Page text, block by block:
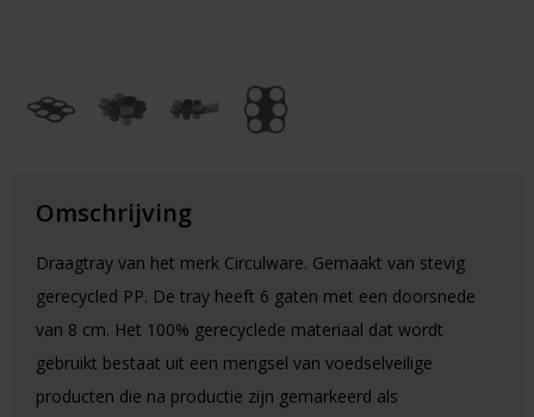
Omschrijving
Draagtray van het merk Circulware. Gemaakt van stevig
gerecycled PP. De tray heeft 6 gaten met een doorsnede
van 8 cm. Het 100% gerecyclede materiaal dat wordt
gebruikt bestaat uit een mengsel van voedselveilige
producten die na productie zijn gemarkeerd als